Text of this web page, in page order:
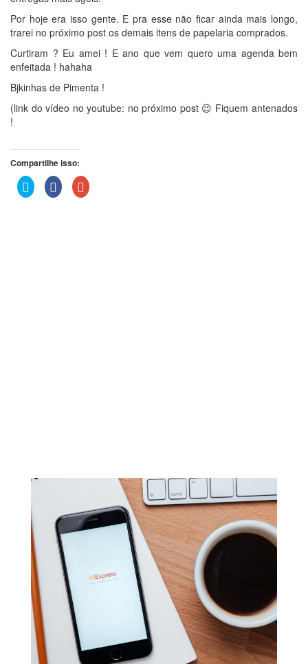
Por hoje era isso gente. E pra esse não ficar ainda mais longo,
trarei no próximo post os demais itens de papelaria comprados.
Curtiram ? Eu amei ! E ano que vem quero uma agenda bem
enfeitada ! hahaha
Bjkinhas de Pimenta !
(link do vídeo no youtube: no próximo post 😉 Fiquem antenados
!
Compartilhe isso:
Clique
para
compartilhar
Clique
para
compartilhar
Compartilhe
no